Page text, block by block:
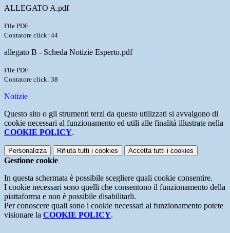
ALLEGATO A.pdf
File PDF
Contatore click: 44
allegato B - Scheda Notizie Esperto.pdf
File PDF
Contatore click: 38
Notizie
Questo sito o gli strumenti terzi da questo utilizzati si avvalgono di
cookie necessari al funzionamento ed utili alle finalità illustrate nella
COOKIE POLICY.
Personalizza Rifiuta tutti i cookies Accetta tutti i cookies
Gestione cookie
In questa schermata è possibile scegliere quali cookie consentire.
I cookie necessari sono quelli che consentono il funzionamento della
piattaforma e non è possibile disabilitarli.
Per conoscere quali sono i cookie necessari al funzionamento potete
visionare la COOKIE POLICY.